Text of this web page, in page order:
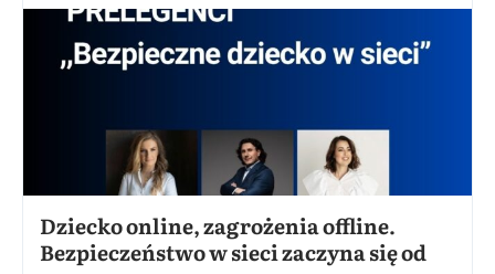
Dziecko online, zagrożenia offline.
Bezpieczeństwo w sieci zaczyna się od